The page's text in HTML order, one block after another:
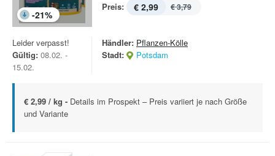
-21%
Preis: € 2,99 € 3,79
Leider verpasst!
Gültig: 08.02. -
15.02.
Händler: Pflanzen-Kölle
Stadt:
Potsdam
€ 2,99 / kg - Details im Prospekt – Preis variiert je nach Größe
und Variante